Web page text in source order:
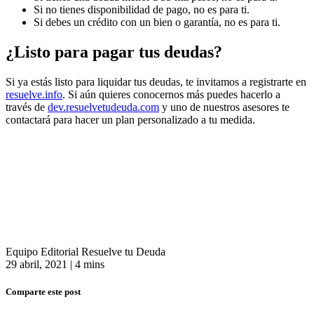
Si no tienes disponibilidad de pago, no es para ti.
Si debes un crédito con un bien o garantía, no es para ti.
¿Listo para pagar tus deudas?
Si ya estás listo para liquidar tus deudas, te invitamos a registrarte en
resuelve.info. Si aún quieres conocernos más puedes hacerlo a
través de dev.resuelvetudeuda.com y uno de nuestros asesores te
contactará para hacer un plan personalizado a tu medida.
Equipo Editorial Resuelve tu Deuda
29 abril, 2021 | 4 mins
Comparte este post